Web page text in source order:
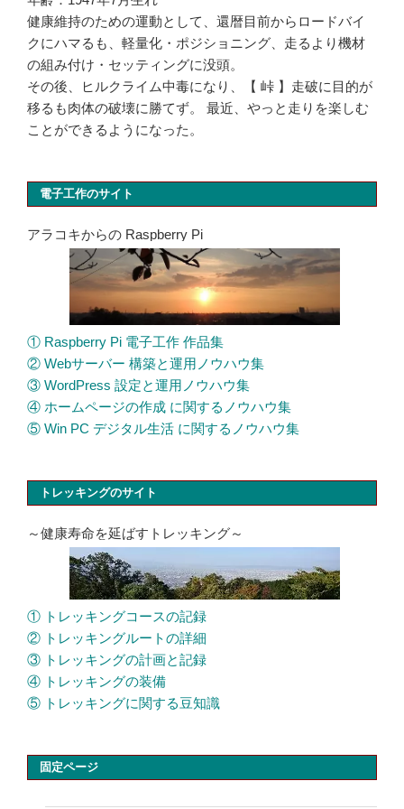
健康維持のための運動として、還暦目前からロードバイ
クにハマるも、軽量化・ポジショニング、走るより機材
の組み付け・セッティングに没頭。
その後、ヒルクライム中毒になり、【 峠 】走破に目的が
移るも肉体の破壊に勝てず。 最近、やっと走りを楽しむ
ことができるようになった。
電子工作のサイト
アラコキからの Raspberry Pi
① Raspberry Pi 電子工作 作品集
② Webサーバー 構築と運用ノウハウ集
③ WordPress 設定と運用ノウハウ集
④ ホームページの作成 に関するノウハウ集
⑤ Win PC デジタル生活 に関するノウハウ集
トレッキングのサイト
～健康寿命を延ばすトレッキング～
① トレッキングコースの記録
② トレッキングルートの詳細
③ トレッキングの計画と記録
④ トレッキングの装備
⑤ トレッキングに関する豆知識
固定ページ